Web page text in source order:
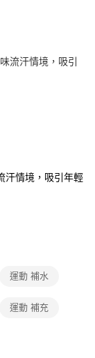
流汗情境，吸引
汗情境，吸引年輕
運動 補水
運動 補充